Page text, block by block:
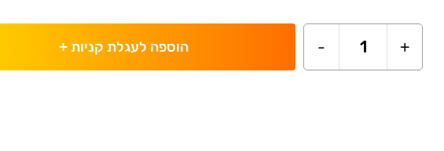
+
1
- הוספה לעגלת קניות+